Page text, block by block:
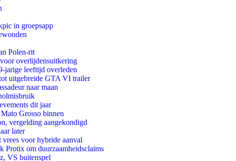
in groepsapp
Polen-rit
overlijdensuitkering
jarige leeftijd overleden
uitgebreide GTA VI trailer
naar maan
dit jaar
Grosso binnen
vergelding aangekondigd
later
voor hybride aanval
Protix om duurzaamheidsclaims
VS buitenspel